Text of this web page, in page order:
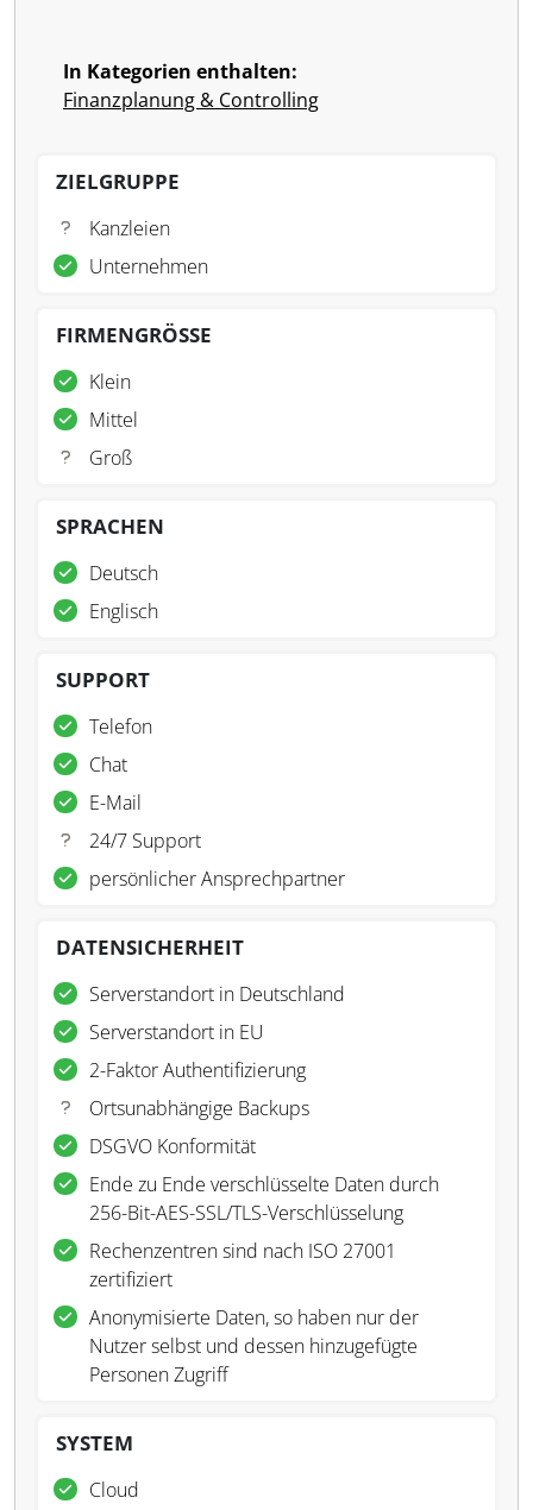
In Kategorien enthalten:
Finanzplanung & Controlling
ZIELGRUPPE
Kanzleien
Unternehmen
FIRMENGRÖSSE
Klein
Mittel
Groß
SPRACHEN
Deutsch
Englisch
SUPPORT
Telefon
Chat
E-Mail
24/7 Support
persönlicher Ansprechpartner
DATENSICHERHEIT
Serverstandort in Deutschland
Serverstandort in EU
2-Faktor Authentifizierung
Ortsunabhängige Backups
DSGVO Konformität
Ende zu Ende verschlüsselte Daten durch
256-Bit-AES-SSL/TLS-Verschlüsselung
Rechenzentren sind nach ISO 27001
zertifiziert
Anonymisierte Daten, so haben nur der
Nutzer selbst und dessen hinzugefügte
Personen Zugriff
SYSTEM
Cloud